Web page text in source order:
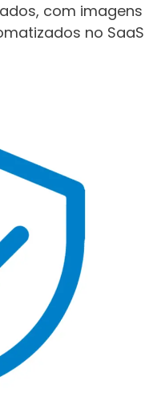
com imagens
no SaaS